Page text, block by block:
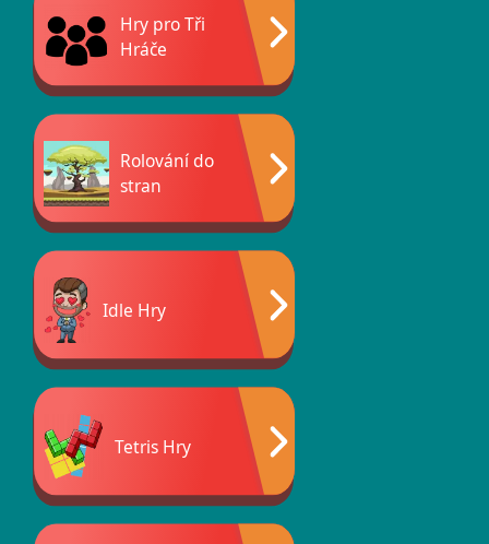
Hry pro Tři
Hráče
Rolování do
stran
Idle Hry
Tetris Hry